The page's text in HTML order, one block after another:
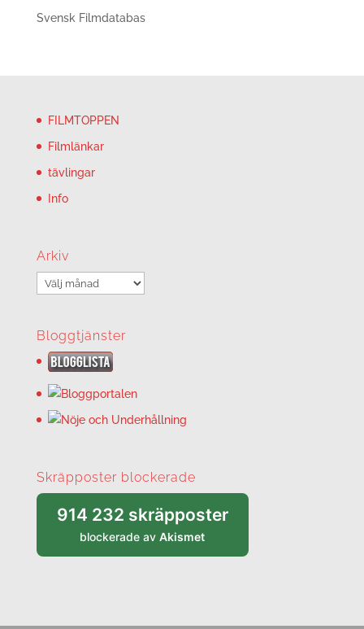
Svensk Filmdatabas
FILMTOPPEN
Filmlänkar
tävlingar
Info
Arkiv
Arkiv
Bloggtjänster
Skräpposter blockerade
914 232 skräpposter
blockerade avAkismet